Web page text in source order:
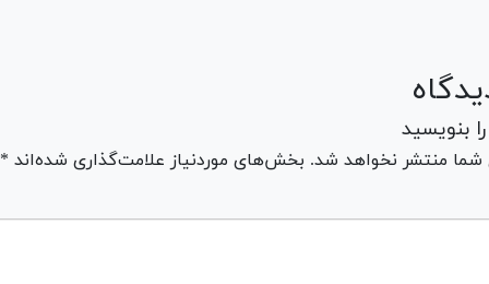
بنویسید
شما منتشر نخواهد شد. بخش‌های موردنیاز علامت‌گذاری شده‌اند *